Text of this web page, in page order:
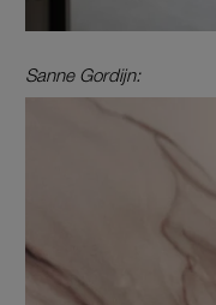
Sanne Gordijn: